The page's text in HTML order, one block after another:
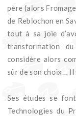
père (alors
de Reblochon en
tout à sa joie
transformation
considère alors
sûr de son choix… Il
Ses études se
Technologies du